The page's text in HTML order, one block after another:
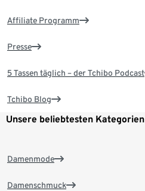
Affiliate Programm
Presse
5 Tassen täglich – der Tchibo Podcast
Tchibo Blog
Unsere beliebtesten Kategorien
Damenmode
Damenschmuck